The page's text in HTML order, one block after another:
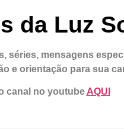
da Luz
séries, mensagens
e orientação para sua
canal no youtube AQUI